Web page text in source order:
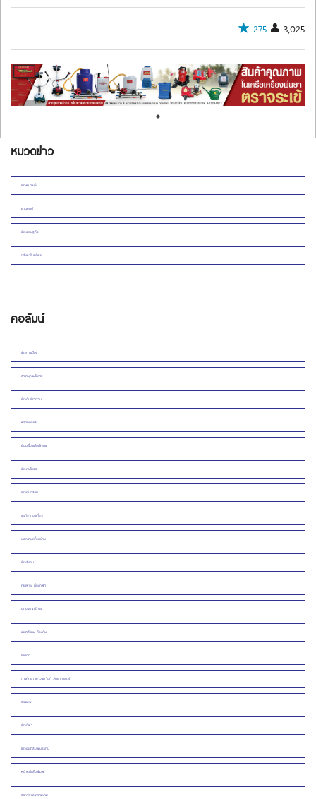
275 3,025
หมวดข่าว
ข่าวหน้าหนึ่ง
ยานยนต์
ข่าวเศรษฐกิจ
อสังหาริมทรัพย์
คอลัมน์
ข่าวการเมือง
สารานุกรมโคราช
ข่าวดิบข่าวด่วน
หลากกระแส
ย้อนเรื่องเมืองโคราช
ข่าวคนโคราช
ข่าวคนอีสาน
ธุรกิจ ท่องเที่ยว
นอกชานเพื่อนบ้าน
ข่าวสังคม
คุยเฟื่อง เรื่องกีฬา
บทบรรณาธิการ
ประชาสังคม ท้องถิ่น
โฆษณา
การศึกษา เยาวชน ไอที วิทยาศาสตร์
สรรเสพ
ข่าวกีฬา
ข่าวประชาสัมพันธ์/งาน
หน้าหนังสือพิมพ์
สุขภาพและความงาม